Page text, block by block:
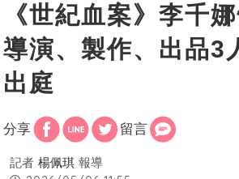
《世紀血案》李千
導演、製作、出品3
出庭
分享 留言
記者 楊佩琪 報導